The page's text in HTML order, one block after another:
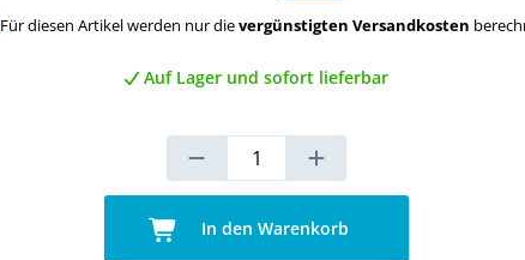
Für diesen Artikel werden nur dievergünstigten Versandkosten
Auf Lager und sofort lieferbar
In den Warenkorb